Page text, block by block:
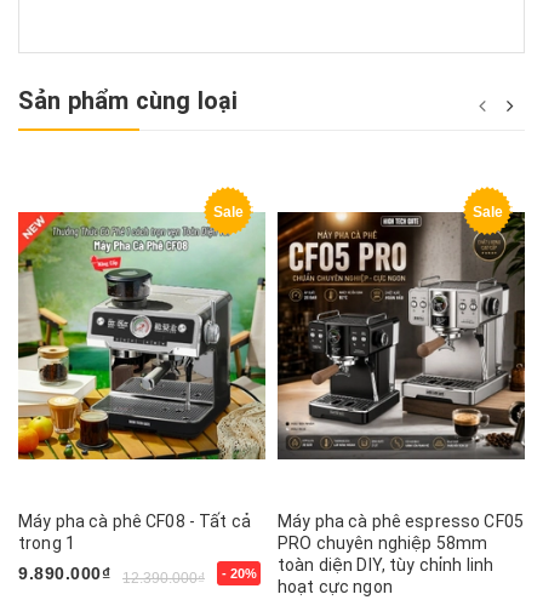
Sản phẩm cùng loại
Sale
Máy pha cà phê CF08 - Tất cả
trong 1
9.890.000₫
12.390.000₫ - 20%
Sale
Máy pha cà phê espresso CF05
PRO chuyên nghiệp 58mm
toàn diện DIY, tùy chỉnh linh
hoạt cực ngon